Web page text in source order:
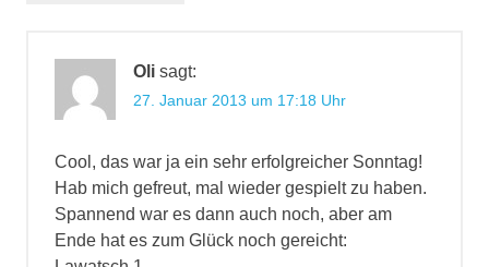
Oli sagt:
27. Januar 2013 um 17:18 Uhr
Cool, das war ja ein sehr erfolgreicher Sonntag!
Hab mich gefreut, mal wieder gespielt zu haben.
Spannend war es dann auch noch, aber am
Ende hat es zum Glück noch gereicht: